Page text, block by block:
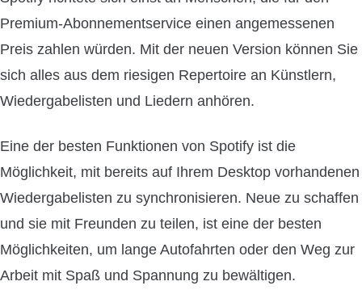
Premium-Abonnementservice einen angemessenen
Preis zahlen würden. Mit der neuen Version können Sie
sich alles aus dem riesigen Repertoire an Künstlern,
Wiedergabelisten und Liedern anhören.
Eine der besten Funktionen von Spotify ist die
Möglichkeit, mit bereits auf Ihrem Desktop vorhandenen
Wiedergabelisten zu synchronisieren. Neue zu schaffen
und sie mit Freunden zu teilen, ist eine der besten
Möglichkeiten, um lange Autofahrten oder den Weg zur
Arbeit mit Spaß und Spannung zu bewältigen.